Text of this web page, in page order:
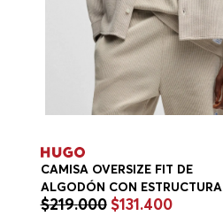
CAMISA OVERSIZE FIT DE
ALGODÓN CON ESTRUCTURA
CAMISA OVERSIZE FIT HOMBRE
$219.000 $131.400